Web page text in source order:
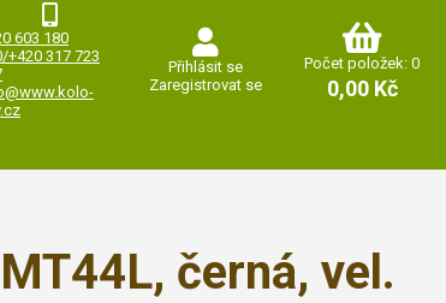
603 180
+420 317 723
Přihlásit se
Zaregistrovat se
Počet položek: 0
0,00 Kč
černá, vel.